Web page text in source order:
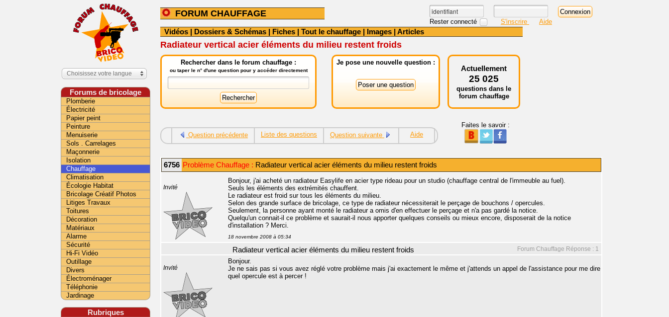
FORUM CHAUFFAGE
Rester connecté S'inscrire Aide
Vidéos | Dossiers & Schémas | Fiches | Tout le chauffage | Images | Articles
Radiateur vertical acier éléments du milieu restent froids
Rechercher dans le forum chauffage :
ou taper le n° d'une question pour y accéder directement
Je pose une nouvelle question :
Actuellement
25 025
questions dans le
forum chauffage
Question précédente Liste des questions Question suivante Aide
Faites le savoir :
6756 Problème Chauffage : Radiateur vertical acier éléments du milieu restent froids
Invité
Bonjour, j'ai acheté un radiateur Easylife en acier type rideau pour un studio (chauffage central de l'immeuble au fuel).
Seuls les éléments des extrémités chauffent.
Le radiateur est froid sur tous les éléments du milieu.
Selon des grande surface de bricolage, ce type de radiateur nécessiterait le perçage de bouchons / opercules.
Seulement, la personne ayant monté le radiateur a omis d'en effectuer le perçage et n'a pas gardé la notice.
Quelqu'un connait-il ce problème et saurait-il nous apporter quelques conseils ou mieux encore, disposerait de la notice
d'installation ? Merci.
18 novembre 2008 à 05:34
Forum Chauffage Réponse : 1
Radiateur vertical acier éléments du milieu restent froids
Invité
Bonjour.
Je ne sais pas si vous avez réglé votre problème mais j'ai exactement le même et j'attends un appel de l'assistance pour me dire
quel opercule est à percer !
Choisissez votre langue
Forums de bricolage
Plomberie
Électricité
Papier peint
Peinture
Menuiserie
Sols . Carrelages
Maçonnerie
Isolation
Chauffage
Climatisation
Écologie Habitat
Bricolage Créatif Photos
Litiges Travaux
Toitures
Décoration
Matériaux
Alarme
Sécurité
Hi-Fi Vidéo
Outillage
Divers
Électroménager
Téléphonie
Jardinage
Rubriques